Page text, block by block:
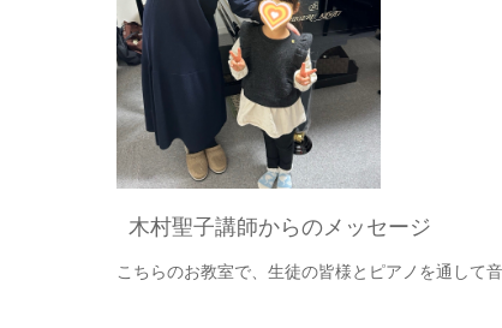
木村聖子講師からのメッセージ
こちらのお教室で、生徒の皆様とピアノを通して